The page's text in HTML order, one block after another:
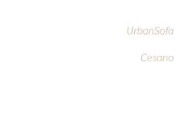
UrbanSofa
Cesano